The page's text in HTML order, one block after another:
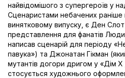
найвідомішого з супергероїв у
Сценаристами небачених раніше
винятковому випуску, є Ден
представлення для фанатів
написав сценарій для періоду
павука») та Джонатан Гікман
мутантів догори дригом у «Дім
стосується художнього